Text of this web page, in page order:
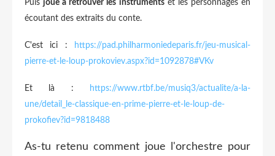
Puisjoue à retrouver les instrumentset les personnages en
écoutant des extraits du conte.
C'est ici :
https://pad.philharmoniedeparis.fr/jeu-musical-
pierre-et-le-loup-prokoviev.aspx?id=1092878#VKv
Et là :
https://www.rtbf.be/musiq3/actualite/a-la-
une/detail_le-classique-en-prime-pierre-et-le-loup-de-
prokofiev?id=9818488
As-tu retenu comment joue l'orchestre pour